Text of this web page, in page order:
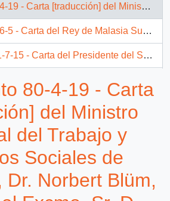
del Ministro Federal del Trabajo y Asuntos Sociales de Alemania, Dr. Norbert Blüm, dirigida al Excmo. Sr. D. Patricio Aylwin Azócar Presidente de la República de Chile
del Rey de Malasia Sultán Azlan Shah, dirigida a: His Excellency Patricio Aylwin, President, Republic of Chile
del Presidente del Senado de Chile, Gabriel Valdés S., dirigida al Excmo. Señor Patricio Aylwin Azócar Presidente de la República
19 - Carta desde la Presidencia del Senado, dirigida al Señor Patricio Aylwin
80-4-19 - Carta
del Ministro
del Trabajo y
Sociales de
Dr. Norbert Blüm,